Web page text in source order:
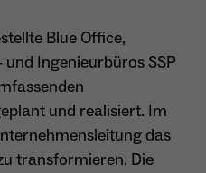
beim Schliessen der
gelöscht
Wiedererkennung eines
automatische Übersetzung
Blue Office,
Ingenieurbüros SSP
und realisiert. Im
das
transformieren. Die